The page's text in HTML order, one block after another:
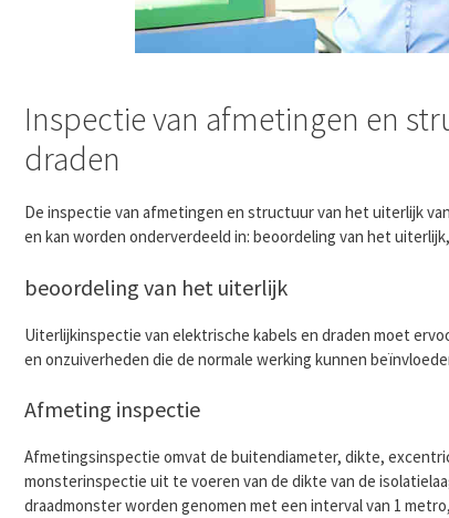
Inspectie van afmetingen en
draden
De inspectie van afmetingen en structuur van het uiterlijk
en kan worden onderverdeeld in: beoordeling van het
beoordeling van het uiterlijk
Uiterlijkinspectie van elektrische kabels en draden moet
en onzuiverheden die de normale werking kunnen
Afmeting inspectie
Afmetingsinspectie omvat de buitendiameter, dikte,
monsterinspectie uit te voeren van de dikte van de
draadmonster worden genomen met een interval van 1